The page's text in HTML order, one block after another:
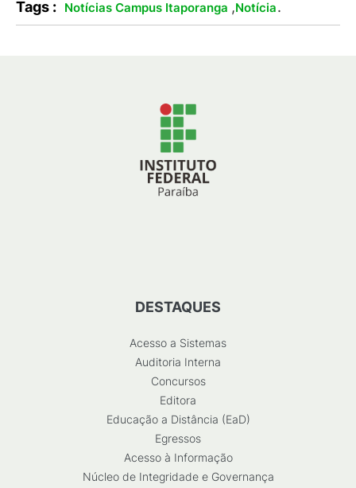
Tags : Notícias Campus Itaporanga ,Notícia.
DESTAQUES
Acesso a Sistemas
Auditoria Interna
Concursos
Editora
Educação a Distância (EaD)
Egressos
Acesso à Informação
Núcleo de Integridade e Governança